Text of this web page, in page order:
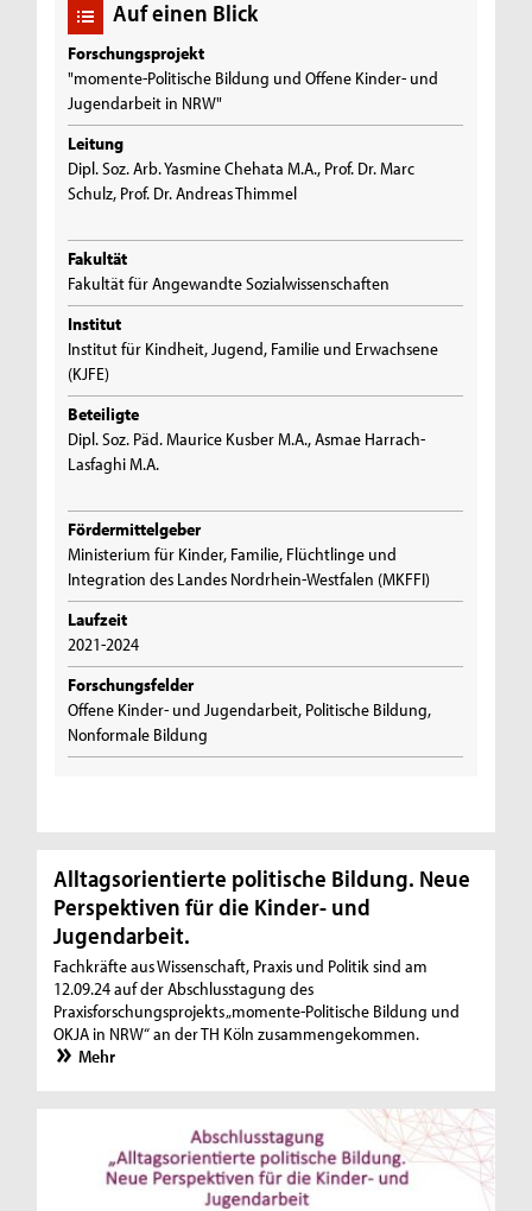
Auf einen Blick
Forschungsprojekt
"momente-Politische Bildung und Offene Kinder- und
Jugendarbeit in NRW"
Leitung
Dipl. Soz. Arb. Yasmine Chehata M.A., Prof. Dr. Marc
Schulz, Prof. Dr. Andreas Thimmel
Fakultät
Fakultät für Angewandte Sozialwissenschaften
Institut
Institut für Kindheit, Jugend, Familie und Erwachsene
(KJFE)
Beteiligte
Dipl. Soz. Päd. Maurice Kusber M.A., Asmae Harrach-
Lasfaghi M.A.
Fördermittelgeber
Ministerium für Kinder, Familie, Flüchtlinge und
Integration des Landes Nordrhein-Westfalen (MKFFI)
Laufzeit
2021-2024
Forschungsfelder
Offene Kinder- und Jugendarbeit, Politische Bildung,
Nonformale Bildung
Alltagsorientierte politische Bildung. Neue
Perspektiven für die Kinder- und
Jugendarbeit.
Fachkräfte aus Wissenschaft, Praxis und Politik sind am
12.09.24 auf der Abschlusstagung des
Praxisforschungsprojekts „momente-Politische Bildung und
OKJA in NRW“ an der TH Köln zusammengekommen.
Mehr